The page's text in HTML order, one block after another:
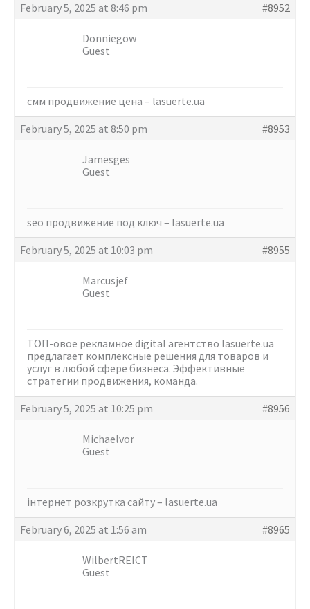
February 5, 2025 at 8:46 pm
#8952
Donniegow
Guest
смм продвижение цена – lasuerte.ua
February 5, 2025 at 8:50 pm
#8953
Jamesges
Guest
seo продвижение под ключ – lasuerte.ua
February 5, 2025 at 10:03 pm
#8955
Marcusjef
Guest
ТОП-овое рекламное digital агентство lasuerte.ua
предлагает комплексные решения для товаров и
услуг в любой сфере бизнеса. Эффективные
стратегии продвижения, команда.
February 5, 2025 at 10:25 pm
#8956
Michaelvor
Guest
інтернет розкрутка сайту – lasuerte.ua
February 6, 2025 at 1:56 am
#8965
WilbertREICT
Guest